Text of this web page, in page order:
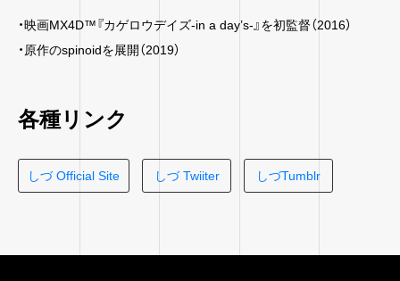
・映画MX4D™『カゲロウデイズ-in a day’s-』を初監督（2016）
・原作のspinoidを展開（2019）
各種リンク
しづ Official Site しづ Twiiter しづTumblr